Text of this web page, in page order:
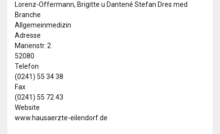
Lorenz-Offermann, Brigitte u Dantené Stefan Dres med
Branche
Allgemeinmedizin
Adresse
Marienstr. 2
52080
Telefon
(0241) 55 34 38
Fax
(0241) 55 72 43
Website
www.hausaerzte-eilendorf.de